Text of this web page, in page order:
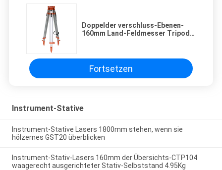
Doppelder verschluss-Ebenen-
160mm Land-Feldmesser Tripod
Fortsetzen
Instrument-Stative
Instrument-Stative Lasers 1800mm stehen, wenn sie
hölzernes GST20 überblicken
Instrument-Stativ-Lasers 160mm der Übersichts-CTP104
waagerecht ausgerichteter Stativ-Selbststand 4.95Kg